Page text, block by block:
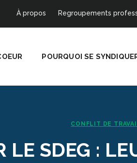
À propos Regroupements
POURQUOI SE
CONFLIT DE
LE SDEG :